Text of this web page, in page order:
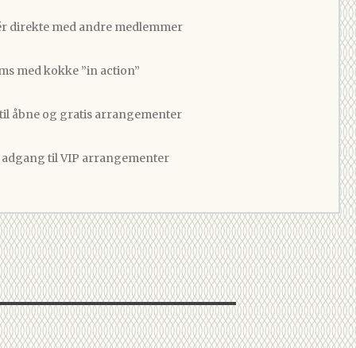
direkte med andre medlemmer
med kokke ”in action”
åbne og gratis arrangementer
adgang til VIP arrangementer